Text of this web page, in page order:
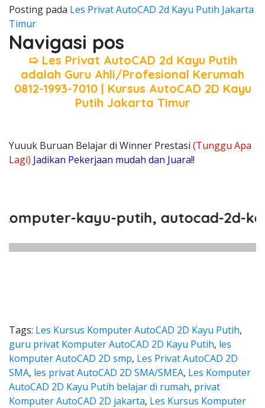
Posting pada Les Privat AutoCAD 2d Kayu Putih Jakarta
Timur
Navigasi pos
➯ Les Privat AutoCAD 2d Kayu Putih
adalah Guru Ahli/Profesional Kerumah
0812-1993-7010 | Kursus AutoCAD 2D Kayu
Putih Jakarta Timur
Yuuuk Buruan Belajar di Winner Prestasi (Tunggu Apa
Lagi) Jadikan Pekerjaan mudah dan Juara!!
kayu-putih, autocad-2d-kayu-
Tags: Les Kursus Komputer AutoCAD 2D Kayu Putih,
guru privat Komputer AutoCAD 2D Kayu Putih, les
komputer AutoCAD 2D smp, Les Privat AutoCAD 2D
SMA, les privat AutoCAD 2D SMA/SMEA, Les Komputer
AutoCAD 2D Kayu Putih belajar di rumah, privat
Komputer AutoCAD 2D jakarta, Les Kursus Komputer